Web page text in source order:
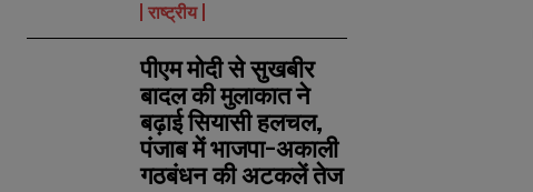
राष्ट्रीय
पीएम मोदी से सुखबीर
बादल की मुलाकात ने
बढ़ाई सियासी हलचल,
पंजाब में भाजपा-अकाली
गठबंधन की अटकलें तेज